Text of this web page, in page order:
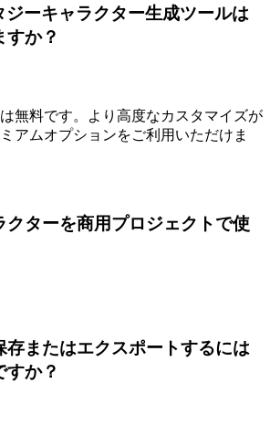
ジーキャラクター生成ツールは
すか？
無料です。より高度なカスタマイズが
アムオプションをご利用いただけま
クターを商用プロジェクトで使
存またはエクスポートするには
すか？